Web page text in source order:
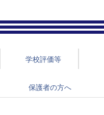
学校評価等
保護者の方へ